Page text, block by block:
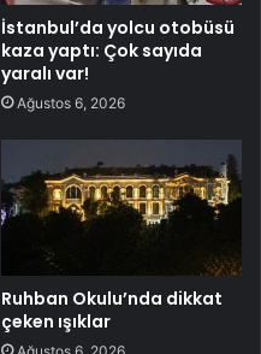
İstanbul’da yolcu otobüsü
kaza yaptı: Çok sayıda
yaralı var!
Ağustos 6, 2026
Ruhban Okulu’nda dikkat
çeken ışıklar